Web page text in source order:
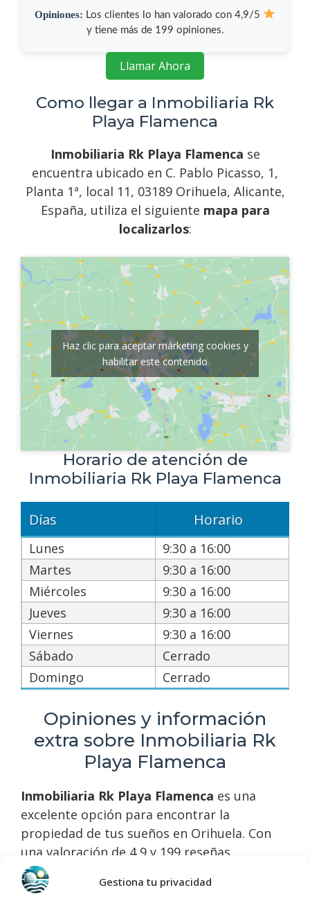
Gestiona tu privacidad
Opiniones: Los clientes lo han valorado con 4,9/5
y tiene más de 199 opiniones.
Llamar Ahora
Como llegar a Inmobiliaria Rk
Playa Flamenca
Inmobiliaria Rk Playa Flamenca se
encuentra ubicado en C. Pablo Picasso, 1,
Planta 1ª, local 11, 03189 Orihuela, Alicante,
España, utiliza el siguiente mapa para
localizarlos:
Haz clic para aceptar márketing cookies y
habilitar este contenido
Horario de atención de
Inmobiliaria Rk Playa Flamenca
Días Horario
Lunes
9:30 a 16:00
Martes
9:30 a 16:00
Miércoles
9:30 a 16:00
Jueves
9:30 a 16:00
Viernes
9:30 a 16:00
Sábado
Cerrado
Domingo
Cerrado
Opiniones y información
extra sobre Inmobiliaria Rk
Playa Flamenca
Inmobiliaria Rk Playa Flamenca es una
excelente opción para encontrar la
propiedad de tus sueños en Orihuela. Con
una valoración de 4,9 y 199 reseñas,
demuestran su compromiso y
profesionalismo en el sector inmobiliario.